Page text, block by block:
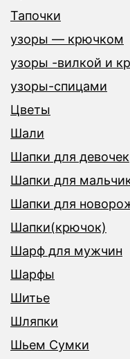
Тапочки
узоры — крючком
узоры -вилкой и
узоры-спицами
Цветы
Шали
Шапки для девочек
Шапки для
Шапки для
Шапки(крючок)
Шарф для мужчин
Шарфы
Шитье
Шляпки
Шьем Сумки